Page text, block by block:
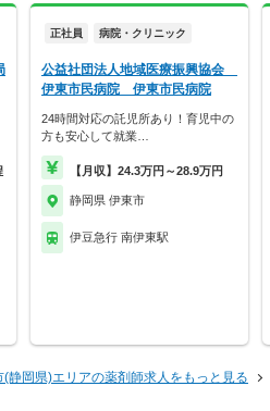
正社員 病院・クリニック
公益社団法人地域医療振興協会
伊東市民病院 伊東市民病院
24時間対応の託児所あり！育児中の
方も安心して就業…
【月収】24.3万円～28.9万円
静岡県 伊東市
伊豆急行 南伊東駅
(静岡県)エリアの薬剤師求人をもっと見る